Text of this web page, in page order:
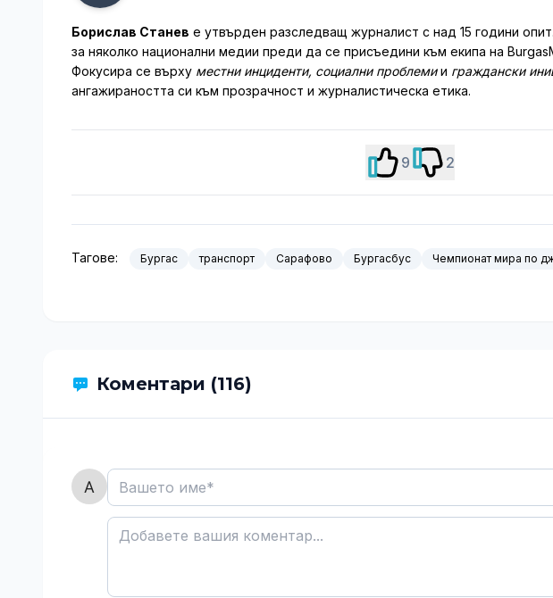
Борислав Станев е утвърден разследващ журналист с над 15 години
за няколко национални медии преди да се присъедини към екипа на
Фокусира се върху местни инциденти, социални проблемии граждански
ангажираността си към прозрачност и журналистическа етика.
9 2
Тагове: Бургас транспорт Сарафово Бургасбус Чемпионат мира по
Коментари (116)